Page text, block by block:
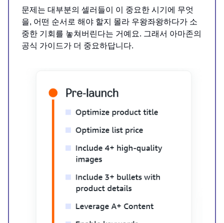
문제는 대부분의 셀러들이 이 중요한 시기에 무엇
을, 어떤 순서로 해야 할지 몰라 우왕좌왕하다가 소
중한 기회를 놓쳐버린다는 거예요. 그래서 아마존의
공식 가이드가 더 중요하답니다.